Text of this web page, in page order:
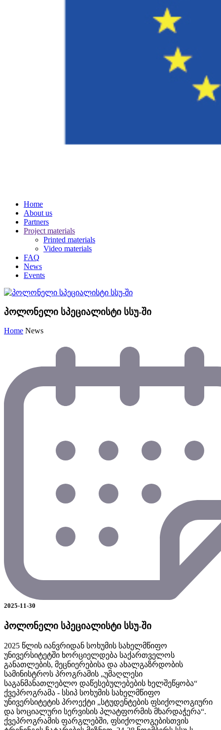
Home
About us
Partners
Project materials
Printed materials
Video materials
FAQ
News
Events
პოლონელი სპეციალისტი სსუ-ში
Home News
2025-11-30
პოლონელი სპეციალისტი სსუ-ში
2025 წლის იანვრიდან სოხუმის სახელმწიფო
უნივერსიტეტში ხორციელდება საქართველოს
განათლების, მეცნიერებისა და ახალგაზრდობის
სამინისტროს პროგრამის „უმაღლესი
საგანმანათლებლო დაწესებულებების ხელშეწყობა“
ქვეპროგრამა - სსიპ სოხუმის სახელმწიფო
უნივერსიტეტის პროექტი „სტუდენტების ფსიქოლოგიური
და სოციალური სერვისის პლატფორმის მხარდაჭერა“.
ქვეპროგრამის ფარგლებში, ფსიქოლოგებისთვის